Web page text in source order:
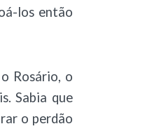
los então
Rosário, o
Sabia que
o perdão